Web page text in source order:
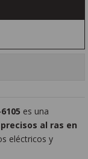
es una
al ras en
eléctricos y